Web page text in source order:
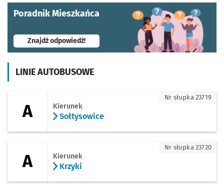
Poradnik Mieszkańca
Znajdź odpowiedź!- otworzy się w nowej karcie
LINIE AUTOBUSOWE
A Kierunek
Sołtysowice
Nr słupka 23719
A Kierunek
Krzyki
Nr słupka 23720